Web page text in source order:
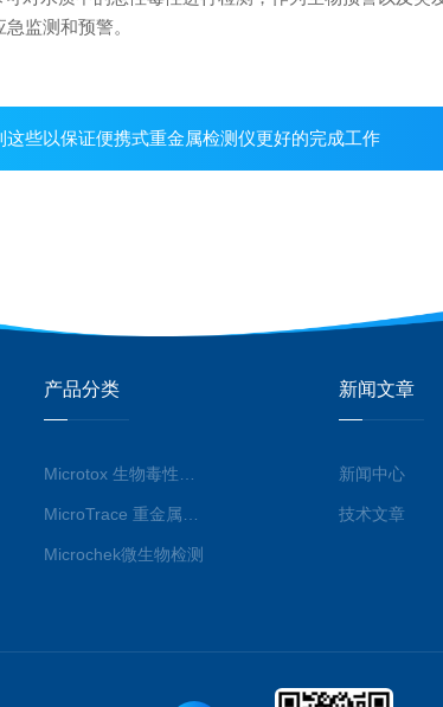
监测和预警。
这些以保证便携式重金属检测仪更好的完成工作
产品分类
Microchek微生物检测
新闻文章
新闻中心
技术文章